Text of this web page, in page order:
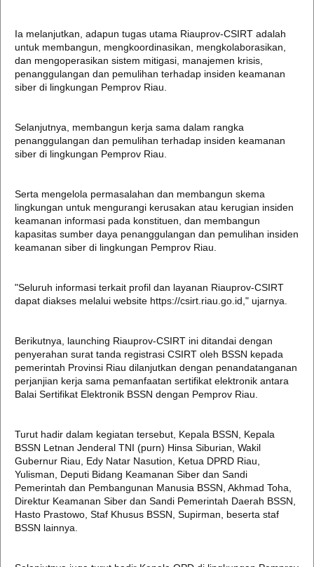
Ia melanjutkan, adapun tugas utama Riauprov-CSIRT adalah
untuk membangun, mengkoordinasikan, mengkolaborasikan,
dan mengoperasikan sistem mitigasi, manajemen krisis,
penanggulangan dan pemulihan terhadap insiden keamanan
siber di lingkungan Pemprov Riau.
Selanjutnya, membangun kerja sama dalam rangka
penanggulangan dan pemulihan terhadap insiden keamanan
siber di lingkungan Pemprov Riau.
Serta mengelola permasalahan dan membangun skema
lingkungan untuk mengurangi kerusakan atau kerugian insiden
keamanan informasi pada konstituen, dan membangun
kapasitas sumber daya penanggulangan dan pemulihan insiden
keamanan siber di lingkungan Pemprov Riau.
"Seluruh informasi terkait profil dan layanan Riauprov-CSIRT
dapat diakses melalui website https://csirt.riau.go.id," ujarnya.
Berikutnya, launching Riauprov-CSIRT ini ditandai dengan
penyerahan surat tanda registrasi CSIRT oleh BSSN kepada
pemerintah Provinsi Riau dilanjutkan dengan penandatanganan
perjanjian kerja sama pemanfaatan sertifikat elektronik antara
Balai Sertifikat Elektronik BSSN dengan Pemprov Riau.
Turut hadir dalam kegiatan tersebut, Kepala BSSN, Kepala
BSSN Letnan Jenderal TNI (purn) Hinsa Siburian, Wakil
Gubernur Riau, Edy Natar Nasution, Ketua DPRD Riau,
Yulisman, Deputi Bidang Keamanan Siber dan Sandi
Pemerintah dan Pembangunan Manusia BSSN, Akhmad Toha,
Direktur Keamanan Siber dan Sandi Pemerintah Daerah BSSN,
Hasto Prastowo, Staf Khusus BSSN, Supirman, beserta staf
BSSN lainnya.